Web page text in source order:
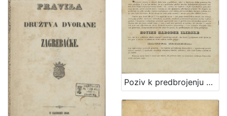
Poziv k predbrojenju za drugu polovinu VI. godišta Ilirskih Narodnih Novinah i Danice ilirske / Ljudevit Gaj